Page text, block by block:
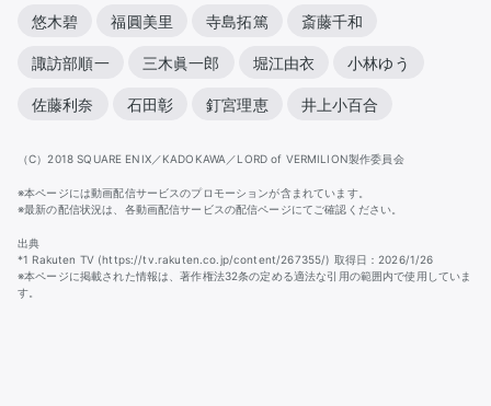
悠木碧 福圓美里 寺島拓篤 斎藤千和
諏訪部順一 三木眞一郎 堀江由衣 小林ゆう
佐藤利奈 石田彰 釘宮理恵 井上小百合
（C）2018 SQUARE ENIX／KADOKAWA／LORD of VERMILION製作委員会
※本ページには動画配信サービスのプロモーションが含まれています。
※最新の配信状況は、各動画配信サービスの配信ページにてご確認ください。
出典
*1 Rakuten TV (https://tv.rakuten.co.jp/content/267355/) 取得日：2026/1/26
※本ページに掲載された情報は、著作権法32条の定める適法な引用の範囲内で使用していま
す。